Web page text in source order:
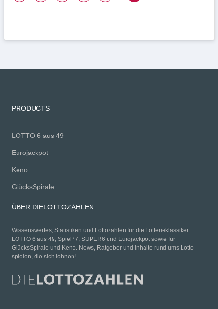
PRODUCTS
LOTTO 6 aus 49
Eurojackpot
Keno
GlücksSpirale
ÜBER DIELOTTOZAHLEN
Wissenswertes, Statistiken und Lottozahlen für die Lotterieklassiker
LOTTO 6 aus 49, Spiel77, SUPER6 und Eurojackpot sowie für
GlücksSpirale und Keno. News, Ratgeber und Inhalte rund ums Lotto
spielen, die sich lohnen!